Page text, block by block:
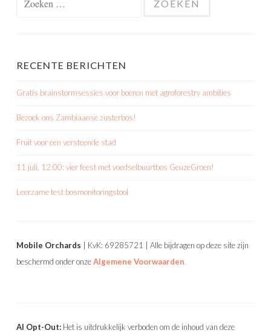
RECENTE BERICHTEN
Gratis brainstormsessies voor boeren met agroforestry ambities
Bezoek ons Zambiaanse zusterbos!
Fruit voor een versteende stad
11 juli, 12.00: vier feest met voedselbuurtbos GeuzeGroen!
Leerzame test bosmonitoringstool
Mobile Orchards | KvK: 69285721 | Alle bijdragen op deze site zijn
beschermd onder onzeAlgemene Voorwaarden.
AI Opt-Out: Het is uitdrukkelijk verboden om de inhoud van deze